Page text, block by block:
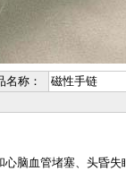
名称：
磁性手链
脑血管堵塞、头昏失